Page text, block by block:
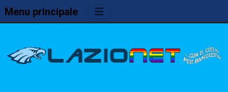
Menu principale